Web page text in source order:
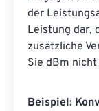
der
Leistung dar,
zusätzliche
Sie dBm
Beispiel: